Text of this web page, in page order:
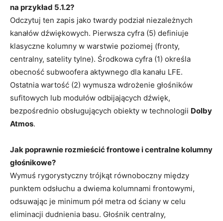
na przykład 5.1.2?
Odczytuj ten zapis jako twardy podział niezależnych
kanałów dźwiękowych. Pierwsza cyfra (5) definiuje
klasyczne kolumny w warstwie poziomej (fronty,
centralny, satelity tylne). Środkowa cyfra (1) określa
obecność subwoofera aktywnego dla kanału LFE.
Ostatnia wartość (2) wymusza wdrożenie głośników
sufitowych lub modułów odbijających dźwięk,
bezpośrednio obsługujących obiekty w technologii Dolby
Atmos.
Jak poprawnie rozmieścić frontowe i centralne kolumny
głośnikowe?
Wymuś rygorystyczny trójkąt równoboczny między
punktem odsłuchu a dwiema kolumnami frontowymi,
odsuwając je minimum pół metra od ściany w celu
eliminacji dudnienia basu. Głośnik centralny,